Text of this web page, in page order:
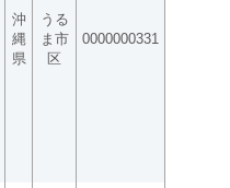
沖
縄
県
うる
ま市
区
0000000331